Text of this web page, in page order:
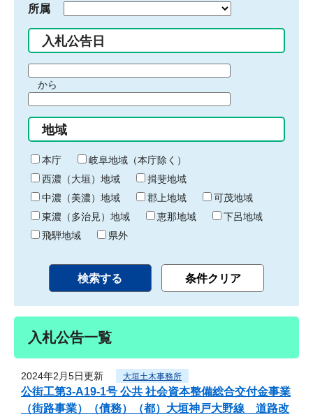
所属
入札公告日
間
始
り
から
間
終
わ
り
地域
本庁
岐阜地域（本庁除く）
西濃（大垣）地域
揖斐地域
中濃（美濃）地域
郡上地域
可茂地域
東濃（多治見）地域
恵那地域
下呂地域
飛騨地域
県外
入札公告一覧
2024年2月5日更新 大垣土木事務所
公街工第3-A19-1号 公共 社会資本整備総合交付金事業
（街路事業）（債務）（都）大垣神戸大野線 道路改